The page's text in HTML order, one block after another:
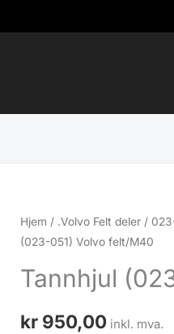
Hjem / .Volvo Felt deler /
(023-051) Volvo felt/M40
Tannhjul
kr 950,00 inkl. mva.